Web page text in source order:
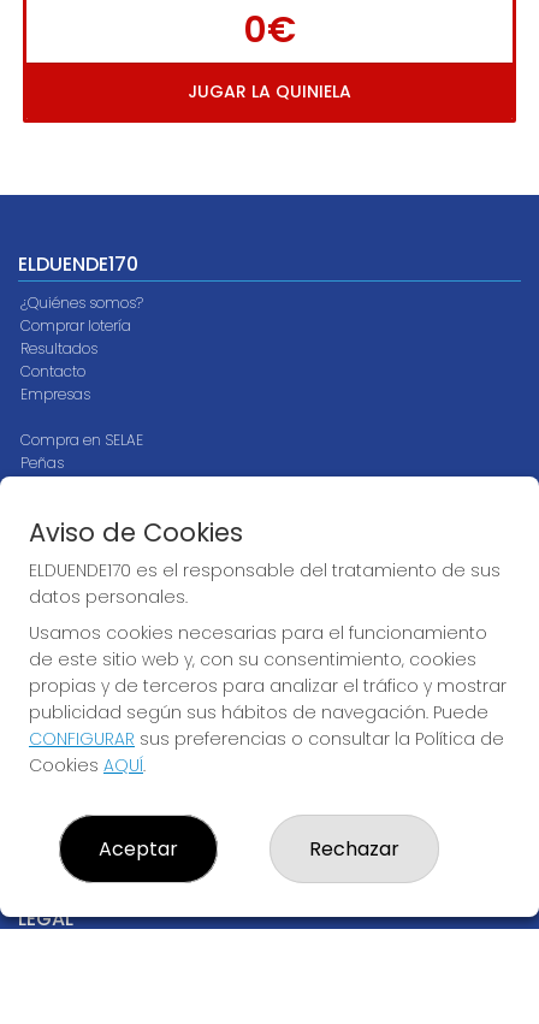
0€
JUGAR LA QUINIELA
ELDUENDE170
¿Quiénes somos?
Comprar lotería
Resultados
Contacto
Empresas
Compra en SELAE
Peñas
REDES SOCIALES
CONTACTO
ADMINISTRACION DE LOTERIAS Nº170-MADRID - Receptor
Oficial 97205
915530032
info@elduende170.com
AVDA. REINA VICTORIA, 52
Madrid, 28003
(Madrid) España
LEGAL
Aviso de Cookies
ELDUENDE170 es el responsable del tratamiento de sus
datos personales.
Usamos cookies necesarias para el funcionamiento
de este sitio web y, con su consentimiento, cookies
propias y de terceros para analizar el tráfico y mostrar
publicidad según sus hábitos de navegación. Puede
CONFIGURAR sus preferencias o consultar la Política de
Cookies AQUÍ.
Aceptar Rechazar